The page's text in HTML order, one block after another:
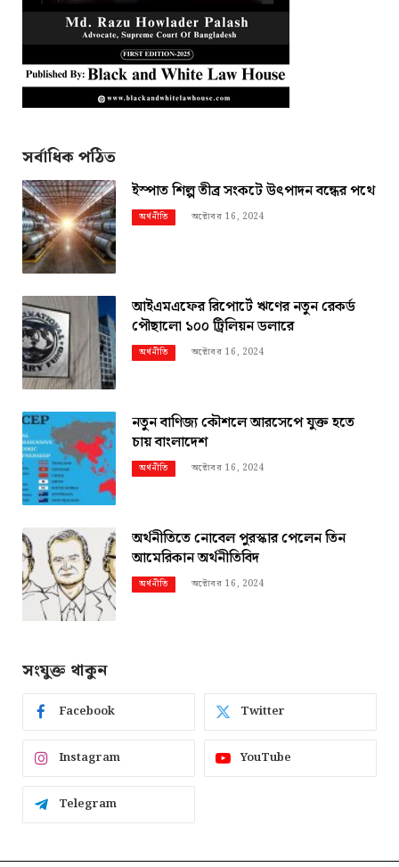
সর্বাধিক পঠিত
ইস্পাত শিল্প তীব্র সংকটে উৎপাদন বন্ধের পথে
অর্থনীতি অক্টোবর 16, 2024
আইএমএফের রিপোর্টে ঋণের নতুন রেকর্ড
পৌছালো ১০০ ট্রিলিয়ন ডলারে
অর্থনীতি অক্টোবর 16, 2024
নতুন বাণিজ্য কৌশলে আরসেপে যুক্ত হতে
চায় বাংলাদেশ
অর্থনীতি অক্টোবর 16, 2024
অর্থনীতিতে নোবেল পুরস্কার পেলেন তিন
আমেরিকান অর্থনীতিবিদ
অর্থনীতি অক্টোবর 16, 2024
সংযুক্ত থাকুন
Facebook Twitter
Instagram YouTube
Telegram